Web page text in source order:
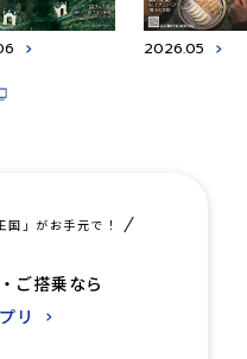
2026.05
国」がお手元で！
ご搭乗なら
リ